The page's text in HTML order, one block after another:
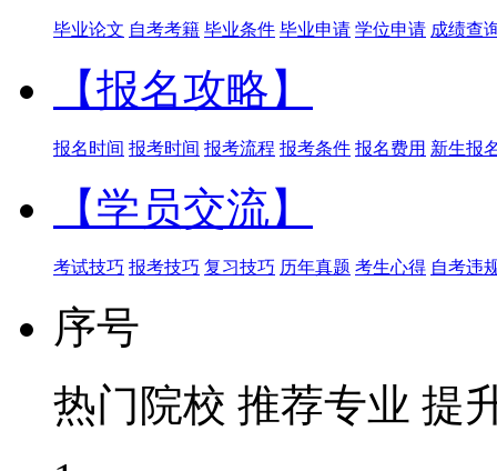
毕业论文 自考考籍 毕业条件 毕业申请 学位申请 成绩查
【报名攻略】
报名时间 报考时间 报考流程 报考条件 报名费用 新生报
【学员交流】
考试技巧 报考技巧 复习技巧 历年真题 考生心得 自考违
序号
热门院校 推荐专业 提